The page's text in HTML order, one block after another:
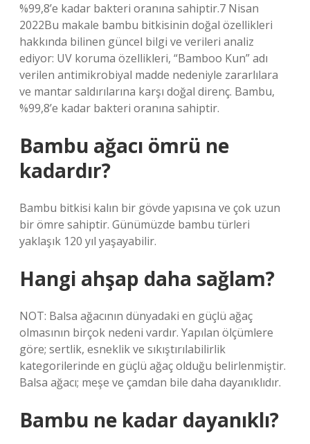
%99,8’e kadar bakteri oranına sahiptir.7 Nisan
2022Bu makale bambu bitkisinin doğal özellikleri
hakkında bilinen güncel bilgi ve verileri analiz
ediyor: UV koruma özellikleri, “Bamboo Kun” adı
verilen antimikrobiyal madde nedeniyle zararlılara
ve mantar saldırılarına karşı doğal direnç. Bambu,
%99,8’e kadar bakteri oranına sahiptir.
Bambu ağacı ömrü ne
kadardır?
Bambu bitkisi kalın bir gövde yapısına ve çok uzun
bir ömre sahiptir. Günümüzde bambu türleri
yaklaşık 120 yıl yaşayabilir.
Hangi ahşap daha sağlam?
NOT: Balsa ağacının dünyadaki en güçlü ağaç
olmasının birçok nedeni vardır. Yapılan ölçümlere
göre; sertlik, esneklik ve sıkıştırılabilirlik
kategorilerinde en güçlü ağaç olduğu belirlenmiştir.
Balsa ağacı; meşe ve çamdan bile daha dayanıklıdır.
Bambu ne kadar dayanıklı?